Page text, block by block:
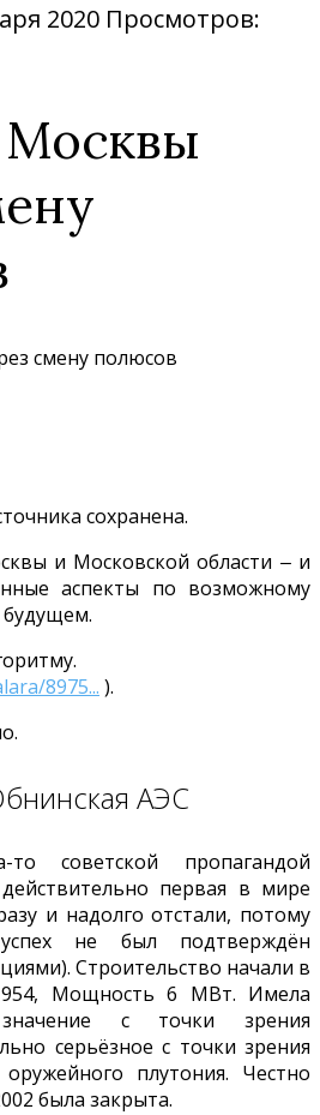
2020 Просмотров:
Москвы
сохранена.
и Московской области ‒ и
аспекты по возможному
8975... ).
АЭС
то советской пропагандой
первая в мире
и надолго отстали, потому
не был подтверждён
Строительство начали в
Мощность 6 МВт. Имела
значение с точки зрения
серьёзное с точки зрения
плутония. Честно
была закрыта.